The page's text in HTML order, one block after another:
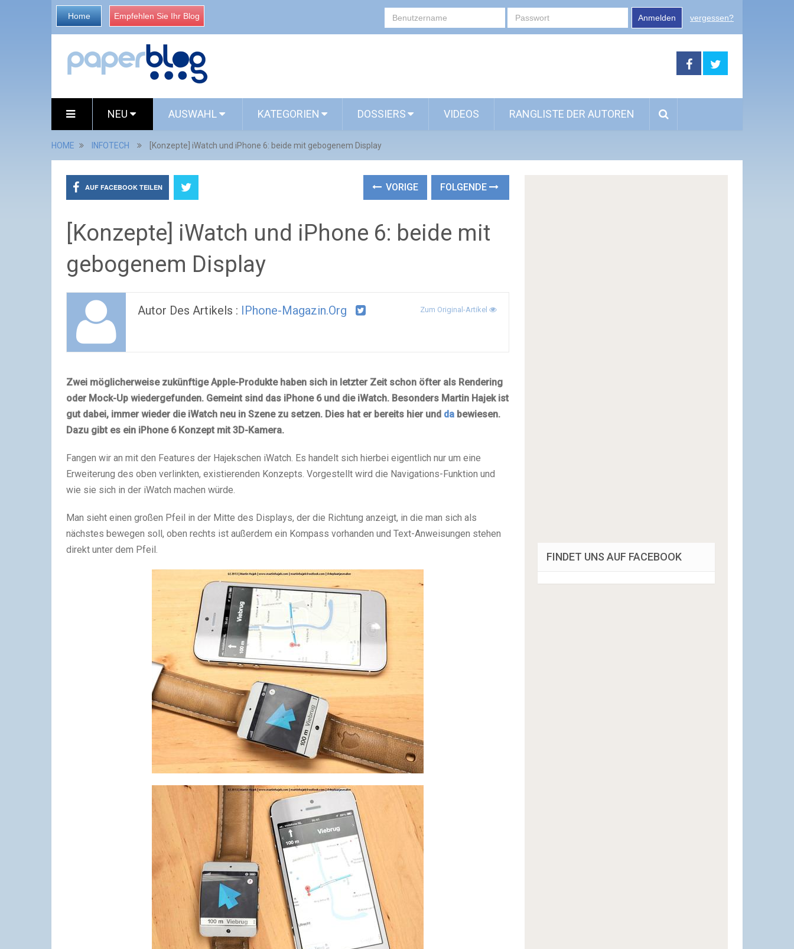
Home Empfehlen Sie Ihr Blog Anmelden vergessen?
NEU AUSWAHL KATEGORIEN DOSSIERS VIDEOS RANGLISTE DER AUTOREN
HOME INFOTECH [Konzepte] iWatch und iPhone 6: beide mit gebogenem Display
AUF FACEBOOK TEILEN VORIGE FOLGENDE
[Konzepte] iWatch und iPhone 6: beide mit
gebogenem Display
Autor Des Artikels : IPhone-Magazin.org Zum Original-Artikel
Zwei möglicherweise zukünftige Apple-Produkte haben sich in letzter Zeit schon öfter als Rendering
oder Mock-Up wiedergefunden. Gemeint sind das iPhone6 und die iWatch. Besonders Martin Hajek ist
gut dabei, immer wieder die iWatch neu in Szene zu setzen. Dies hat er bereits hier und da bewiesen.
Dazu gibt es ein iPhone6 Konzept mit 3D-Kamera.
Fangen wir an mit den Features der Hajekschen iWatch. Es handelt sich hierbei eigentlich nur um eine
Erweiterung des oben verlinkten, existierenden Konzepts. Vorgestellt wird die Navigations-Funktion und
wie sie sich in der iWatch machen würde.
Man sieht einen großen Pfeil in der Mitte des Displays, der die Richtung anzeigt, in die man sich als
nächstes bewegen soll, oben rechts ist außerdem ein Kompass vorhanden und Text-Anweisungen stehen
direkt unter dem Pfeil.
FINDET UNS AUF FACEBOOK